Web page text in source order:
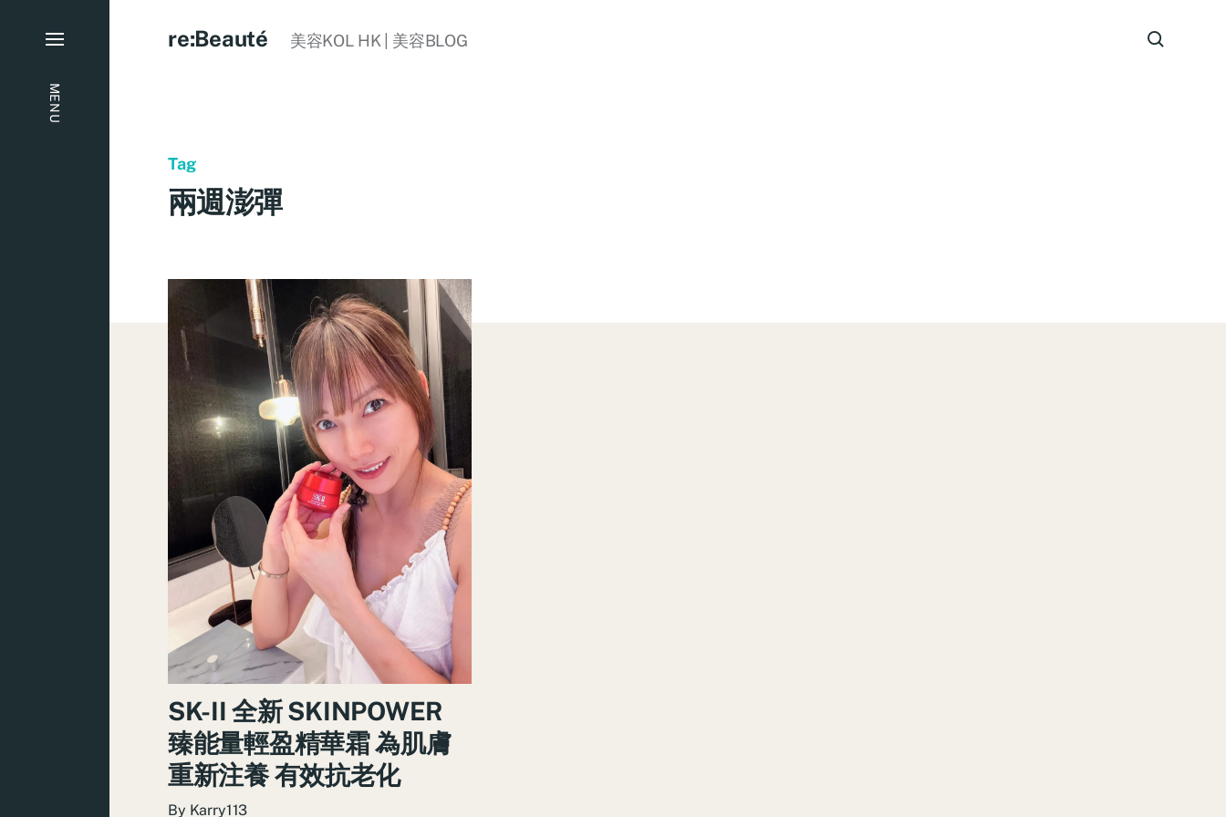
MENU
re:Beauté 美容KOL HK | 美容BLOG
Tag
兩週澎彈
SK-II 全新 SKINPOWER
臻能量輕盈精華霜 為肌膚
重新注養 有效抗老化
By Karry113